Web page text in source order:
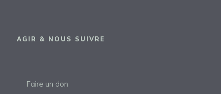
AGIR & NOUS SUIVRE
Faire un don